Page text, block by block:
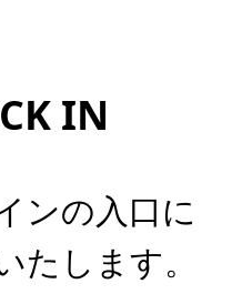
IN
ンの入口に
たします。